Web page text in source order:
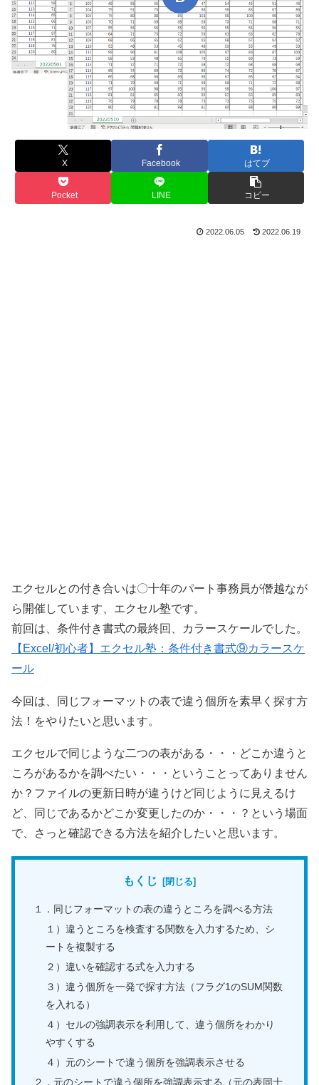
X Facebook はてブ
Pocket LINE コピー
2022.06.05 2022.06.19
エクセルとの付き合いは〇十年のパート事務員が僭越なが
ら開催しています、エクセル塾です。
前回は、条件付き書式の最終回、カラースケールでした。
【Excel/初心者】エクセル塾：条件付き書式⑨カラースケ
ール
今回は、同じフォーマットの表で違う個所を素早く探す方
法！をやりたいと思います。
エクセルで同じような二つの表がある・・・どこか違うと
ころがあるかを調べたい・・・ということってありません
か？ファイルの更新日時が違うけど同じように見えるけ
ど、同じであるかどこか変更したのか・・・？という場面
で、さっと確認できる方法を紹介したいと思います。
もくじ
１．同じフォーマットの表の違うところを調べる方法
１）違うところを検査する関数を入力するため、シ
ートを複製する
２）違いを確認する式を入力する
３）違う個所を一発で探す方法（フラグ1のSUM関数
を入れる）
４）セルの強調表示を利用して、違う個所をわかり
やすくする
４）元のシートで違う個所を強調表示させる
２．元のシートで違う個所を強調表示する（元の表同士